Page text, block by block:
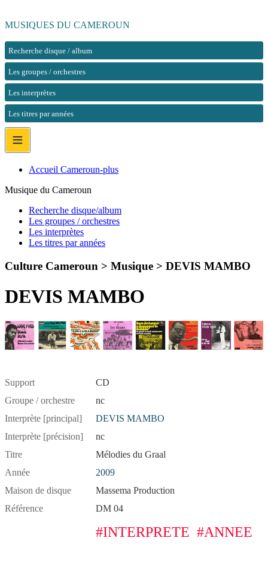
MUSIQUES DU CAMEROUN
Recherche disque / album
Les groupes / orchestres
Les interprètes
Les titres par années
≡
Accueil Cameroun-plus
Musique du Cameroun
Recherche disque/album
Les groupes / orchestres
Les interprètes
Les titres par années
Culture Cameroun > Musique > DEVIS MAMBO
DEVIS MAMBO
Support
CD
Groupe / orchestre
nc
Interprète [principal]
DEVIS MAMBO
Interprète [précision]
nc
Titre
Mélodies du Graal
Année
2009
Maison de disque
Massema Production
Référence
DM 04
#INTERPRETE #ANNEE